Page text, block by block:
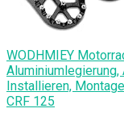
WODHMIEY
Installieren,
CRF 125